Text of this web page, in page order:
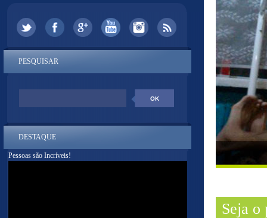
Seja o
PESQUISAR
DESTAQUE
Pessoas são Incríveis!